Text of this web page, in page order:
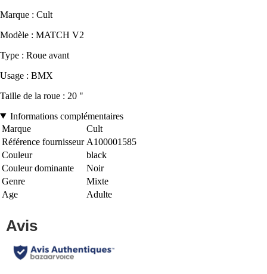
Marque : Cult
Modèle : MATCH V2
Type : Roue avant
Usage : BMX
Taille de la roue : 20 "
Informations complémentaires
Marque
Cult
Référence fournisseur A100001585
Couleur
black
Couleur dominante
Noir
Genre
Mixte
Age
Adulte